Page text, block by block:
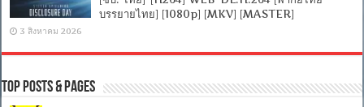
บรรยายไทย] [1080p] [MKV] [MASTER]
3 สิงหาคม 2026
Top Posts & Pages